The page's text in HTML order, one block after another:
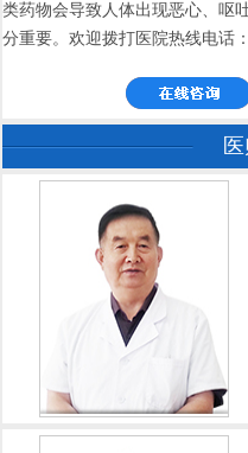
类药物会导致人体出现恶心、呕
分重要。欢迎拨打医院热线电话